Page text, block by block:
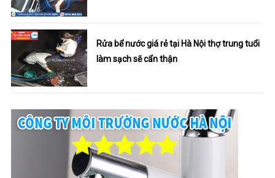
Rửa bể nước giá rẻ tại Hà Nội thợ trung tuổi
làm sạch sẽ cẩn thận